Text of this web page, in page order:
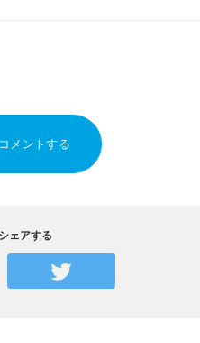
メントする
ェアする